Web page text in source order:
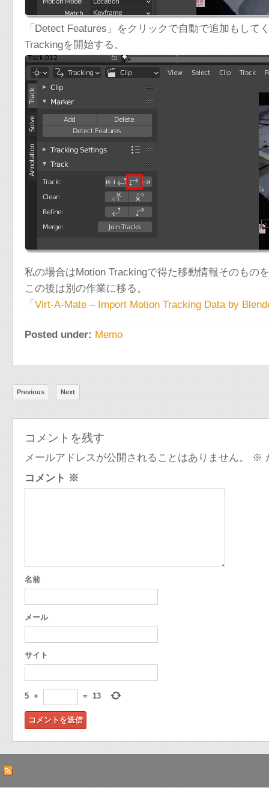
「Detect Features」をクリックで自動で追加もして
Trackingを開始する。
私の場合はMotion Trackingで得た移動情報そのもの
この後は別の作業に移る。
「 Virt-A-Mate – Import Motion Tracking Data by
Posted under: Memo
Previous Next
コメントを残す
メールアドレスが公開されることはありません。 ※
コメント ※
名前
メール
サイト
5 + = 13